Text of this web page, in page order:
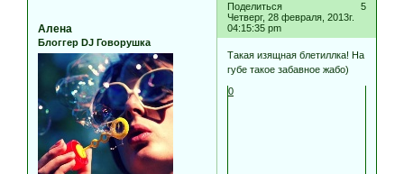
Поделиться
5
Четверг, 28 февраля, 2013г.
04:15:35 pm
Алена
Блоггер DJ Говорушка
Такая изящная блетиллка! На
губе такое забавное жабо)
0